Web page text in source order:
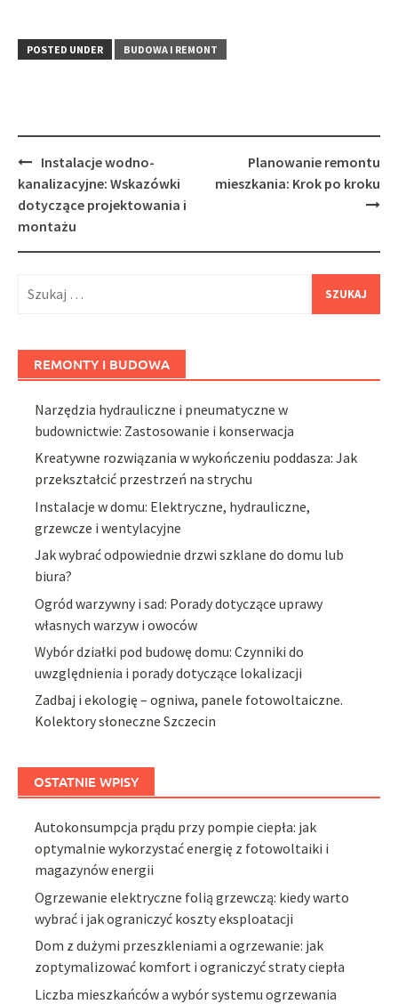
POSTED UNDER BUDOWA I REMONT
Post
navigation
Instalacje wodno-
kanalizacyjne: Wskazówki
dotyczące projektowania i
montażu
Planowanie remontu
mieszkania: Krok po kroku
REMONTY I BUDOWA
Narzędzia hydrauliczne i pneumatyczne w
budownictwie: Zastosowanie i konserwacja
Kreatywne rozwiązania w wykończeniu poddasza: Jak
przekształcić przestrzeń na strychu
Instalacje w domu: Elektryczne, hydrauliczne,
grzewcze i wentylacyjne
Jak wybrać odpowiednie drzwi szklane do domu lub
biura?
Ogród warzywny i sad: Porady dotyczące uprawy
własnych warzyw i owoców
Wybór działki pod budowę domu: Czynniki do
uwzględnienia i porady dotyczące lokalizacji
Zadbaj i ekologię – ogniwa, panele fotowoltaiczne.
Kolektory słoneczne Szczecin
OSTATNIE WPISY
Autokonsumpcja prądu przy pompie ciepła: jak
optymalnie wykorzystać energię z fotowoltaiki i
magazynów energii
Ogrzewanie elektryczne folią grzewczą: kiedy warto
wybrać i jak ograniczyć koszty eksploatacji
Dom z dużymi przeszkleniami a ogrzewanie: jak
zoptymalizować komfort i ograniczyć straty ciepła
Liczba mieszkańców a wybór systemu ogrzewania